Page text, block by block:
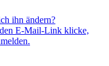
ihn ändern?
E-Mail-Link klicke,